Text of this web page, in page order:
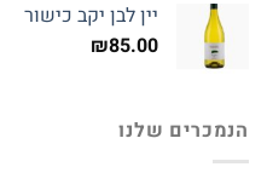
יין לבן יקב כישור
₪85.00
הנמכרים שלנו